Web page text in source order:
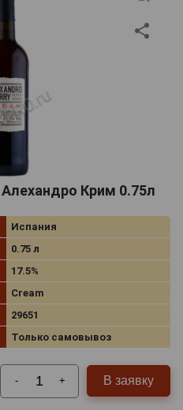
Крим 0.75л
Испания
0.75 л
17.5%
Cream
29651
Только самовывоз
- + В заявку